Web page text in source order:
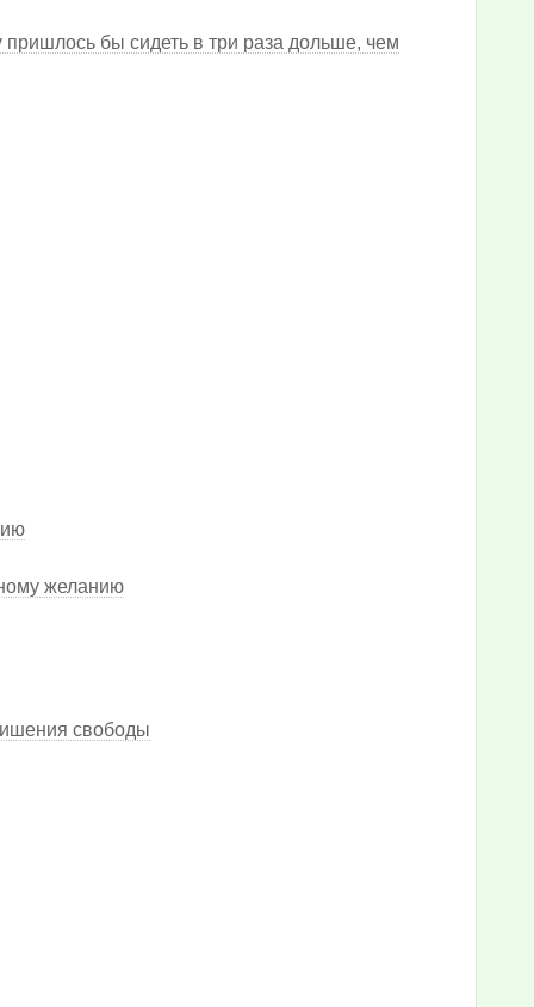
бы сидеть в три раза дольше, чем
желанию
свободы